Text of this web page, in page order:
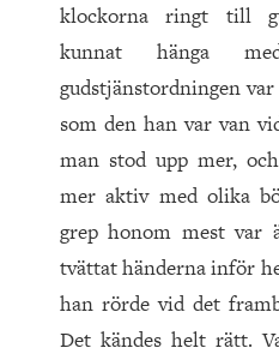
klockorna ringt till
kunnat hänga
gudstjänstordningen
som den han var van
man stod upp mer,
mer aktiv med olika
grep honom mest var
tvättat händerna inför
han rörde vid det
Det kändes helt rätt.